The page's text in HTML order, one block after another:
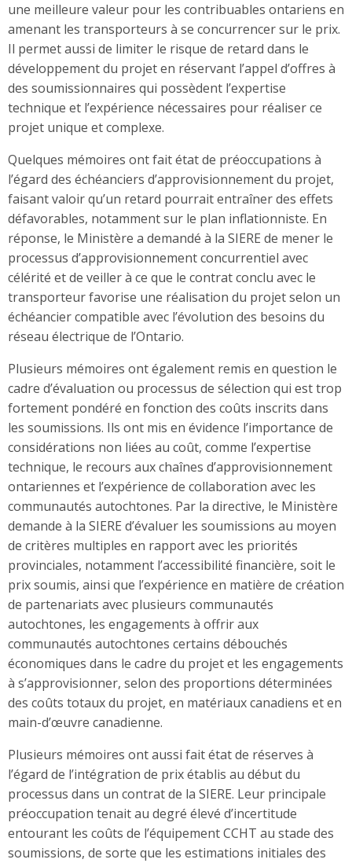
une meilleure valeur pour les contribuables ontariens en
amenant les transporteurs à se concurrencer sur le prix.
Il permet aussi de limiter le risque de retard dans le
développement du projet en réservant l’appel d’offres à
des soumissionnaires qui possèdent l’expertise
technique et l’expérience nécessaires pour réaliser ce
projet unique et complexe.
Quelques mémoires ont fait état de préoccupations à
l’égard des échéanciers d’approvisionnement du projet,
faisant valoir qu’un retard pourrait entraîner des effets
défavorables, notamment sur le plan inflationniste. En
réponse, le Ministère a demandé à la SIERE de mener le
processus d’approvisionnement concurrentiel avec
célérité et de veiller à ce que le contrat conclu avec le
transporteur favorise une réalisation du projet selon un
échéancier compatible avec l’évolution des besoins du
réseau électrique de l’Ontario.
Plusieurs mémoires ont également remis en question le
cadre d’évaluation ou processus de sélection qui est trop
fortement pondéré en fonction des coûts inscrits dans
les soumissions. Ils ont mis en évidence l’importance de
considérations non liées au coût, comme l’expertise
technique, le recours aux chaînes d’approvisionnement
ontariennes et l’expérience de collaboration avec les
communautés autochtones. Par la directive, le Ministère
demande à la SIERE d’évaluer les soumissions au moyen
de critères multiples en rapport avec les priorités
provinciales, notamment l’accessibilité financière, soit le
prix soumis, ainsi que l’expérience en matière de création
de partenariats avec plusieurs communautés
autochtones, les engagements à offrir aux
communautés autochtones certains débouchés
économiques dans le cadre du projet et les engagements
à s’approvisionner, selon des proportions déterminées
des coûts totaux du projet, en matériaux canadiens et en
main-d’œuvre canadienne.
Plusieurs mémoires ont aussi fait état de réserves à
l’égard de l’intégration de prix établis au début du
processus dans un contrat de la SIERE. Leur principale
préoccupation tenait au degré élevé d’incertitude
entourant les coûts de l’équipement CCHT au stade des
soumissions, de sorte que les estimations initiales des